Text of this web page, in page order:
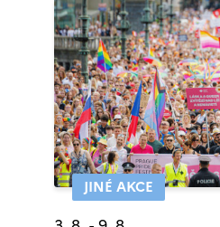
JINÉ AKCE